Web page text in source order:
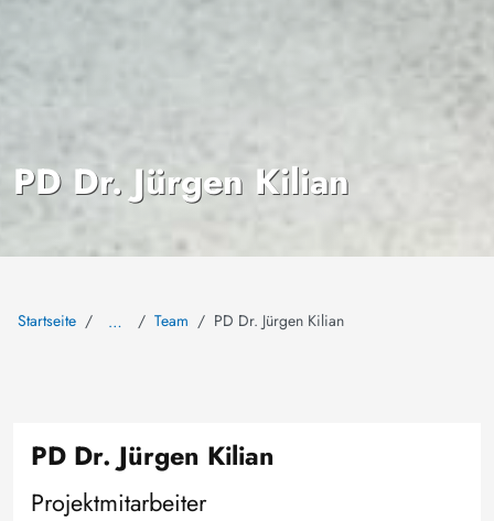
PD Dr. Jürgen Kilian
Startseite … Team PD Dr. Jürgen Kilian
PD Dr. Jürgen Kilian
Projektmitarbeiter